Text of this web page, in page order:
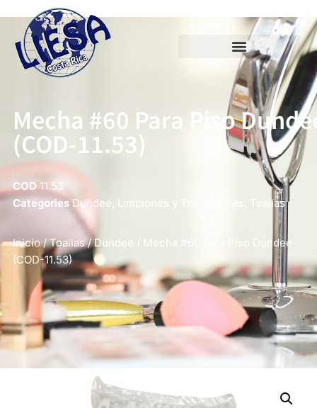
Mecha #60 Para Piso
(COD-11.53)
COD 11.53
Categories Dundee, Limpiones y Trapeadores Toallas
Inicio/Toallas/Dundee / Mecha #60 para Piso Dundee
(COD-11.53)